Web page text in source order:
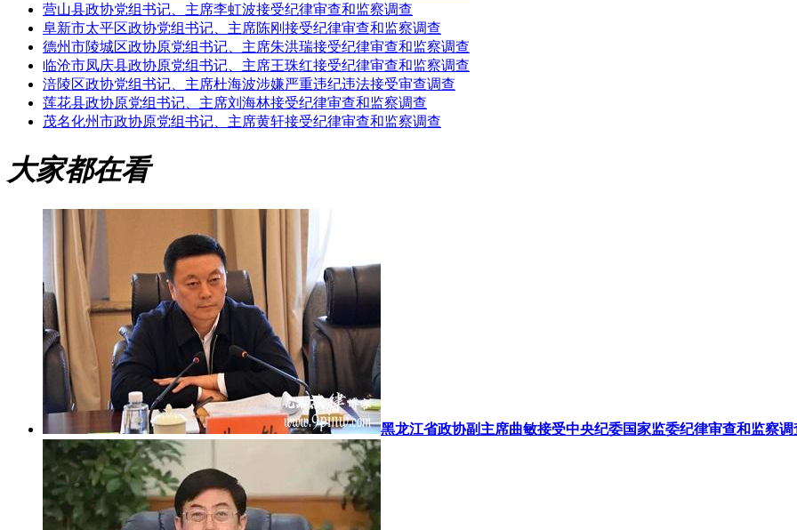
营山县政协党组书记、主席李虹波接受纪律审查和监察调查
阜新市太平区政协党组书记、主席陈刚接受纪律审查和监察调查
德州市陵城区政协原党组书记、主席朱洪瑞接受纪律审查和监察调查
临沧市凤庆县政协原党组书记、主席王珠红接受纪律审查和监察调查
涪陵区政协党组书记、主席杜海波涉嫌严重违纪违法接受审查调查
莲花县政协原党组书记、主席刘海林接受纪律审查和监察调查
茂名化州市政协原党组书记、主席黄轩接受纪律审查和监察调查
大家都在看
黑龙江省政协副主席曲敏接受中央纪委国家监委纪律审查和监察调